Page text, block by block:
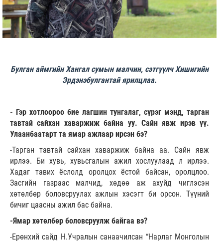
Булган аймгийн Хангал сумын малчин, сэтгүүлч Хишигийн
Эрдэнэбулгантай ярилцлаа.
- Гэр хотлоороо бие лагшин тунгалаг, сүрэг мэнд, тарган
тавтай сайхан хаваржиж байна уу. Сайн явж ирэв үү.
Улаанбаатарт та ямар ажлаар ирсэн бэ?
-Тарган тавтай сайхан хаваржиж байна аа. Сайн явж
ирлээ. Би хувь, хувьсгалын ажил хослуулаад л ирлээ.
Хадаг тавих ёслолд оролцох ёстой байсан, оролцлоо.
Засгийн газраас малчид, хөдөө аж ахуйд чиглэсэн
хөтөлбөр боловсруулах ажлын хэсэгт би орсон. Түүний
бичиг цаасны ажил бас байна.
-Ямар хөтөлбөр боловсруулж байгаа вэ?
-Ерөнхий сайд Н.Учралын санаачилсан “Нарлаг Монголын